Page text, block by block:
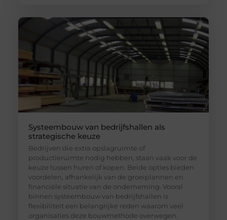
Systeembouw van bedrijfshallen als
strategische keuze
Bedrijven die extra opslagruimte of
productieruimte nodig hebben, staan vaak voor de
keuze tussen huren of kopen. Beide opties bieden
voordelen, afhankelijk van de groeiplannen en
financiële situatie van de onderneming. Vooral
binnen systeembouw van bedrijfshallen is
flexibiliteit een belangrijke reden waarom veel
organisaties deze bouwmethode overwegen.